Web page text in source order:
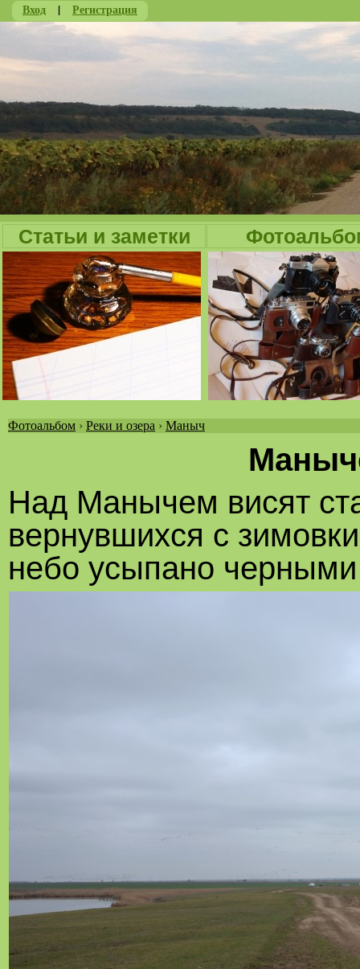
Вход | Регистрация
Статьи и заметки
Фотоальбом › Реки и озера › Маныч
Над Манычем висят
вернувшихся с
небо усыпано